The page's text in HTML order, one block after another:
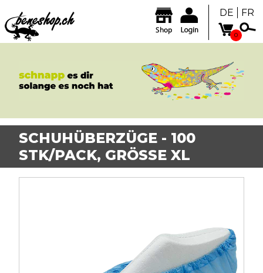
DE FR
0
SCHUHÜBERZÜGE - 100
STK/PACK, GRÖSSE XL